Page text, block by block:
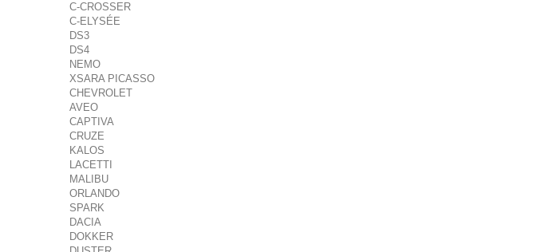
C-CROSSER
C-ELYSÉE
DS3
DS4
NEMO
XSARA PICASSO
CHEVROLET
AVEO
CAPTIVA
CRUZE
KALOS
LACETTI
MALIBU
ORLANDO
SPARK
DACIA
DOKKER